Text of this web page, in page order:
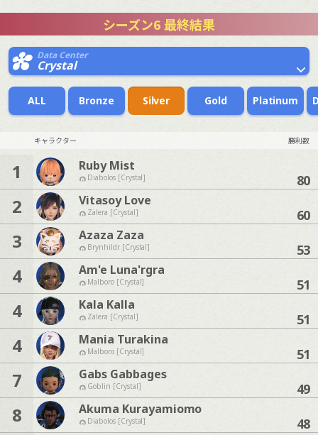
シーズン6 最終結果
Data Center
Crystal
ALL Bronze Silver Gold Platinum
キャラクター 勝利数
1 Ruby Mist
Diabolos [Crystal] 80
2 Vitasoy Love
Zalera [Crystal] 60
3 Azaza Zaza
Brynhildr [Crystal] 53
4 Am'e Luna'rgra
Malboro [Crystal] 51
4 Kala Kalla
Zalera [Crystal] 51
4 Mania Turakina
Malboro [Crystal] 51
7 Gabs Gabbages
Goblin [Crystal] 49
8 Akuma Kurayamiomo
Diabolos [Crystal] 48